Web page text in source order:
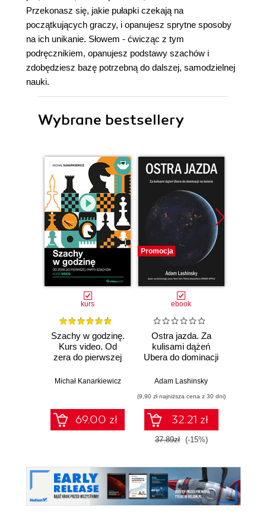
Przekonasz się, jakie pułapki czekają na
początkujących graczy, i opanujesz sprytne sposoby
na ich unikanie. Słowem - ćwicząc z tym
podręcznikiem, opanujesz podstawy szachów i
zdobędziesz bazę potrzebną do dalszej, samodzielnej
nauki.
Wybrane bestsellery
kurs
Szachy w godzinę.
Kurs video. Od
zera do pierwszej
Michał Kanarkiewicz
69.00 zł
Promocja
ebook
Ostra jazda. Za
kulisami dążeń
Ubera do dominacji
Adam Lashinsky
(9,90 zł najniższa cena z 30 dni)
32.21 zł
37.89zł (-15%)